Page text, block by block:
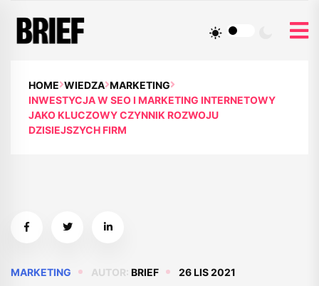
HOME WIEDZA MARKETING
INWESTYCJA W SEO I MARKETING INTERNETOWY
JAKO KLUCZOWY CZYNNIK ROZWOJU
DZISIEJSZYCH FIRM
MARKETING AUTOR: BRIEF 26 LIS 2021